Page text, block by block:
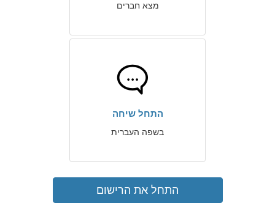
מצא חברים
התחל שיחה
בשפה העברית
התחל את הרישום